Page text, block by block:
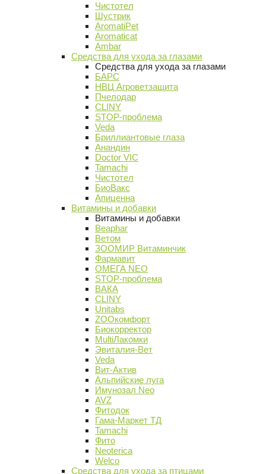
Чистотел
Шустрик
AromatiPet
Aromaticat
Ambar
Средства для ухода за глазами
Средства для ухода за глазами
БАРС
НВЦ Агроветзащита
Пчелодар
CLINY
STOP-проблема
Veda
Бриллиантовые глаза
Анандин
Doctor VIC
Tamachi
Чистотел
БиоВакс
Апиценна
Витамины и добавки
Витамины и добавки
Beaphar
Ветом
ЗООМИР Витаминчик
Фармавит
ОМЕГА NEO
STOP-проблема
ВАКА
CLINY
Unitabs
ZOOкомфорт
Биокорректор
MultiЛакомки
Эвиталия-Вет
Veda
Вит-Актив
Альпийские луга
Имунозал Neo
AVZ
Фитодок
Гама-Маркет ТД
Tamachi
Фито
Neoterica
Welco
Средства для ухода за птицами